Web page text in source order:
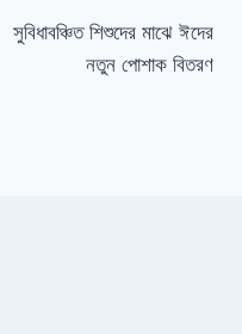
সুবিধাবঞ্চিত শিশুদের মাঝে ঈদের
নতুন পোশাক বিতরণ